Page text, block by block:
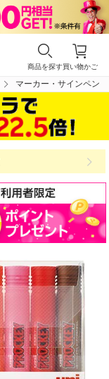
買い物かご
商品を探す
マーカー・サインペン